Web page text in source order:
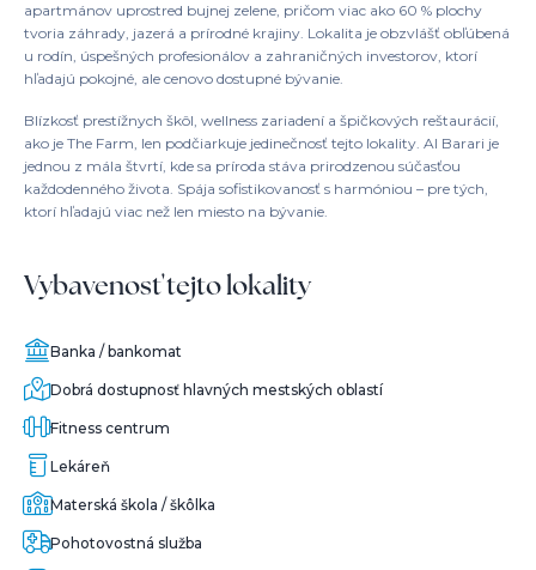
apartmánov uprostred bujnej zelene, pričom viac ako 60 % plochy
tvoria záhrady, jazerá a prírodné krajiny. Lokalita je obzvlášť obľúbená
u rodín, úspešných profesionálov a zahraničných investorov, ktorí
hľadajú pokojné, ale cenovo dostupné bývanie.
Blízkosť prestížnych škôl, wellness zariadení a špičkových reštaurácií,
ako je The Farm, len podčiarkuje jedinečnosť tejto lokality. Al Barari je
jednou z mála štvrtí, kde sa príroda stáva prirodzenou súčasťou
každodenného života. Spája sofistikovanosť s harmóniou – pre tých,
ktorí hľadajú viac než len miesto na bývanie.
Vybavenosť tejto lokality
Banka / bankomat
Dobrá dostupnosť hlavných mestských oblastí
Fitness centrum
Lekáreň
Materská škola / škôlka
Pohotovostná služba